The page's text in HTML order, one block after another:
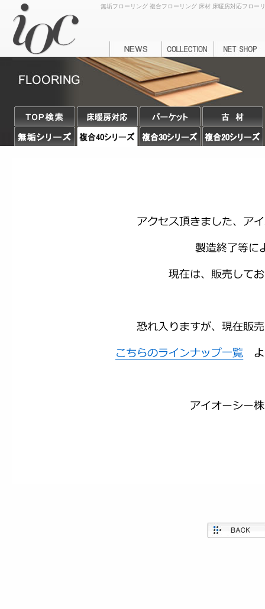
無垢フローリング 複合フローリング 床材 床暖房対応フロー